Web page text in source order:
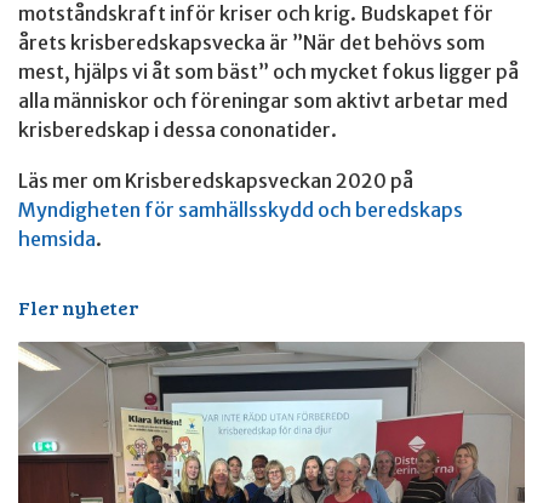
motståndskraft inför kriser och krig. Budskapet för
årets krisberedskapsvecka är ”När det behövs som
mest, hjälps vi åt som bäst” och mycket fokus ligger på
alla människor och föreningar som aktivt arbetar med
krisberedskap i dessa cononatider.
Läs mer om Krisberedskapsveckan 2020 på
Myndigheten för samhällsskydd och beredskaps
hemsida.
Fler nyheter